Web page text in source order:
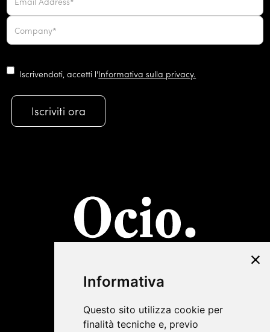
Informativa
Questo sito utilizza cookie per
finalità tecniche e, previo
Iscrivendoti, accetti l'Informativa sulla privacy.
Privacy Policy | Cookie Policy